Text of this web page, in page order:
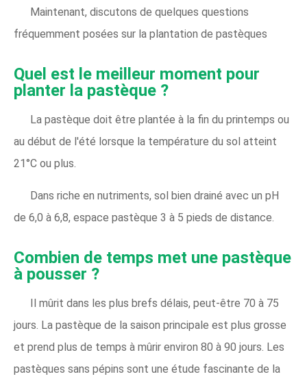
Maintenant, discutons de quelques questions
fréquemment posées sur la plantation de pastèques
Quel est le meilleur moment pour
planter la pastèque ?
La pastèque doit être plantée à la fin du printemps ou
au début de l'été lorsque la température du sol atteint
21°C ou plus.
Dans riche en nutriments, sol bien drainé avec un pH
de 6,0 à 6,8, espace pastèque 3 à 5 pieds de distance.
Combien de temps met une pastèque
à pousser ?
Il mûrit dans les plus brefs délais, peut-être 70 à 75
jours. La pastèque de la saison principale est plus grosse
et prend plus de temps à mûrir environ 80 à 90 jours. Les
pastèques sans pépins sont une étude fascinante de la